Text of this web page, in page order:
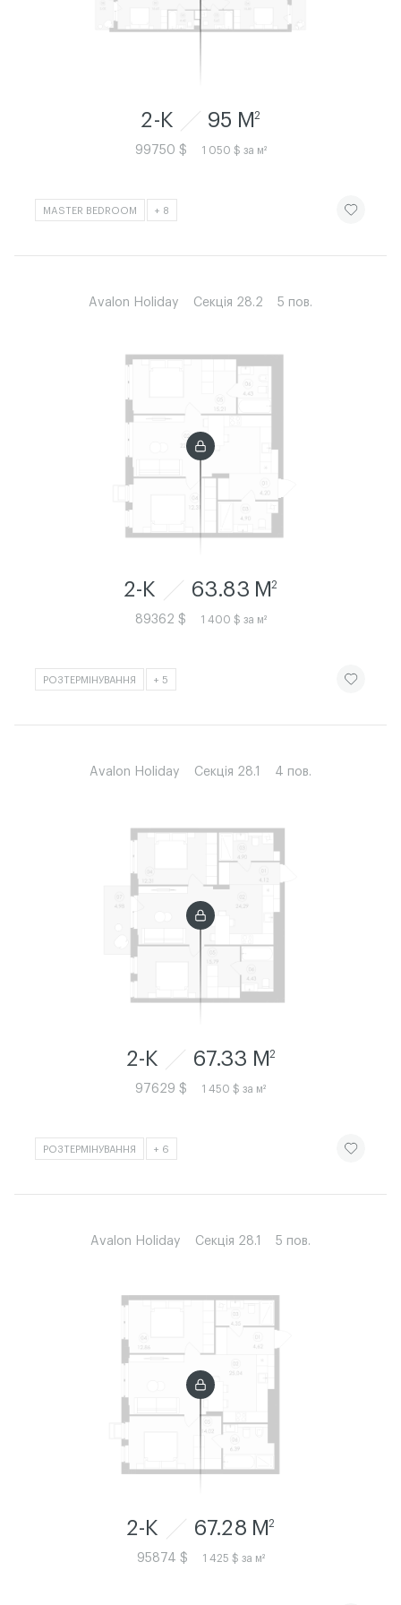
2-К 95 M 2
99750 $ 1 050 $ за м²
MASTER BEDROOM + 8 ЧИТАТИ
Avalon Holiday Секція 28.2 5 пов.
2-К 63.83 M2
89362 $ 1 400 $ за м²
РОЗТЕРМІНУВАННЯ + 5 ЧИТАТИ
Avalon Holiday Секція 28.1 4 пов.
2-К 67.33 M 2
97629 $ 1 450 $ за м²
РОЗТЕРМІНУВАННЯ + 6 ЧИТАТИ
Avalon Holiday Секція 28.1 5 пов.
2-К 67.28 M2
95874 $ 1 425 $ за м²